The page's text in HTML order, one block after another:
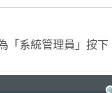
「系統管理員」按下